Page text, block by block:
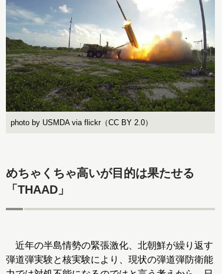
photo by USMDA via flickr（CC BY 2.0）
めちゃくちゃ高いが目的は果たせる
「THAAD」
近年の半島情勢の緊張激化、北朝鮮が繰り返す
弾道弾実験と核実験により、現状の弾道弾防衛能